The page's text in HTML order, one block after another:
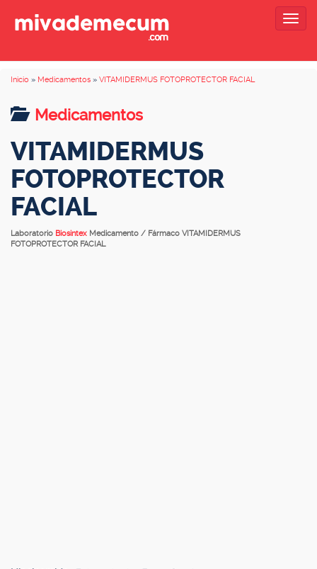
Inicio » Medicamentos » VITAMIDERMUS FOTOPROTECTOR FACIAL
Medicamentos
VITAMIDERMUS
FOTOPROTECTOR
FACIAL
Laboratorio Biosintex Medicamento / Fármaco VITAMIDERMUS
FOTOPROTECTOR FACIAL